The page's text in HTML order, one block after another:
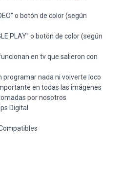
o botón de color (según
PLAY" o botón de color (según
en tv que salieron con
programar nada ni volverte loco
en todas las imágenes
por nosotros
Digital